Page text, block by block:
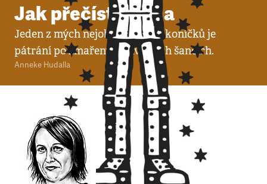
Jak přečíst Čecha
Jeden z mých nejoblíbenějších koníčků je
pátrání po zmařených životních šancích.
Anneke Hudalla